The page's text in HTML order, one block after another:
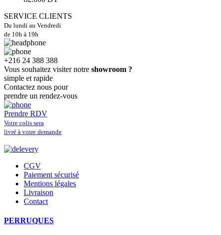
SERVICE CLIENTS
Du lundi au Vendredi
de 10h à 19h
+216 24 388 388
Vous souhaitez visiter notre showroom ?
simple et rapide
Contactez nous pour
prendre un rendez-vous
Prendre RDV
Votre colis sera
livré à votre demande
CGV
Paiement sécurisé
Mentions légales
Livraison
Contact
PERRUQUES